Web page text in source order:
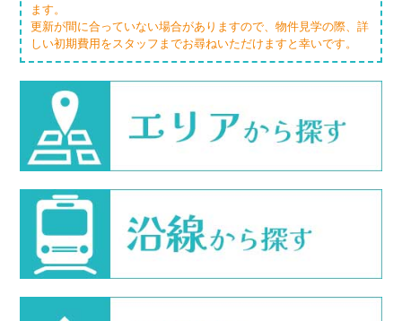
ます。
更新が間に合っていない場合がありますので、物件見学の際、詳
しい初期費用をスタッフまでお尋ねいただけますと幸いです。